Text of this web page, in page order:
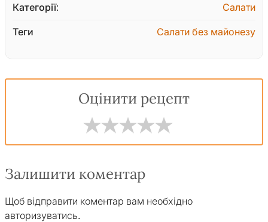
Категорії: Салати
Теги Салати без майонезу
Оцінити рецепт
Залишити коментар
Щоб відправити коментар вам необхідно
авторизуватись.